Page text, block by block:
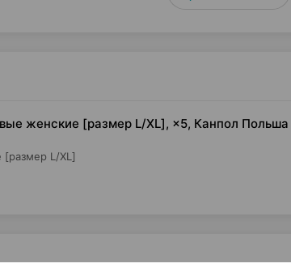
женские [размер L/XL], ×5, Канпол Польша
[размер L/XL]